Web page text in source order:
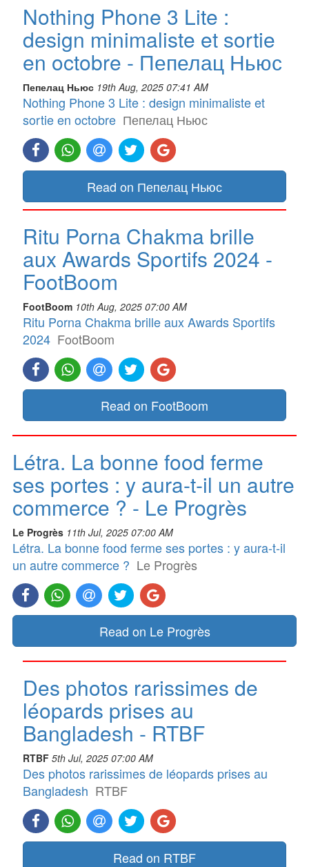
Nothing Phone 3 Lite :
design minimaliste et sortie
en octobre - Пепелац Ньюс
Пепелац Ньюс 19th Aug, 2025 07:41 AM
Nothing Phone 3 Lite : design minimaliste et
sortie en octobre Пепелац Ньюс
Read on Пепелац Ньюс
Ritu Porna Chakma brille
aux Awards Sportifs 2024 -
FootBoom
FootBoom 10th Aug, 2025 07:00 AM
Ritu Porna Chakma brille aux Awards Sportifs
2024 FootBoom
Read on FootBoom
Létra. La bonne food ferme
ses portes : y aura-t-il un autre
commerce ? - Le Progrès
Le Progrès 11th Jul, 2025 07:00 AM
Létra. La bonne food ferme ses portes : y aura-t-il
un autre commerce ? Le Progrès
Read on Le Progrès
Des photos rarissimes de
léopards prises au
Bangladesh - RTBF
RTBF 5th Jul, 2025 07:00 AM
Des photos rarissimes de léopards prises au
Bangladesh RTBF
Read on RTBF